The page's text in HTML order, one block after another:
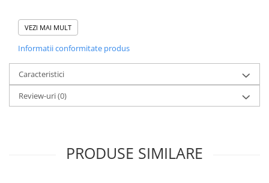
Compoziție Recompense
Cremoase Pisică Adult,
CHURU, Ton și Somon,
4x14g:
VEZI MAI MULT
Informatii conformitate produs
Caracteristici
Review-uri(0)
PRODUSE SIMILARE